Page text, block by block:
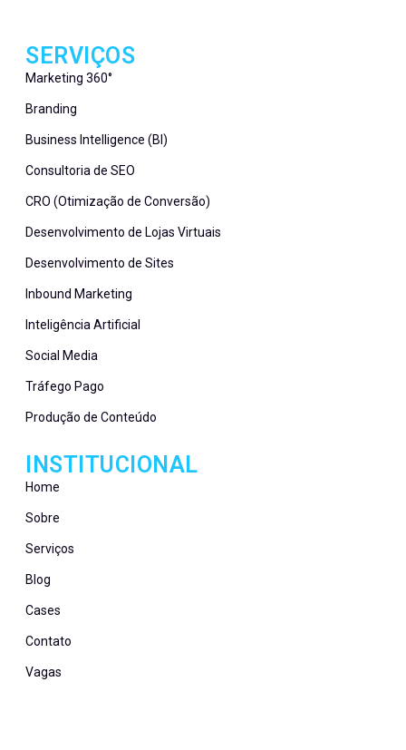
SERVIÇOS
Marketing 360°
Branding
Business Intelligence (BI)
Consultoria de SEO
CRO (Otimização de Conversão)
Desenvolvimento de Lojas Virtuais
Desenvolvimento de Sites
Inbound Marketing
Inteligência Artificial
Social Media
Tráfego Pago
Produção de Conteúdo
INSTITUCIONAL
Home
Sobre
Serviços
Blog
Cases
Contato
Vagas